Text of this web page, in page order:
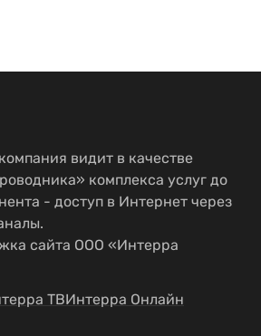
видит в качестве
комплекса услуг до
- доступ в Интернет через
сайта ООО «Интерра
ТВИнтерра Онлайн